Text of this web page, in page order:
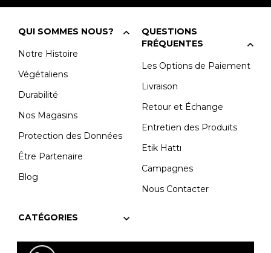
QUI SOMMES NOUS?
Notre Histoire
Végétaliens
Durabilité
Nos Magasins
Protection des Données
Être Partenaire
Blog
QUESTIONS
FRÉQUENTES
Les Options de Paiement
Livraison
Retour et Échange
Entretien des Produits
Etik Hattı
Campagnes
Nous Contacter
CATÉGORIES